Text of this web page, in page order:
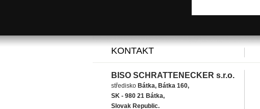
KONTAKT
BISO SCHRATTENECKER s.r.o.
středisko Bátka, Bátka 160,
SK - 980 21 Bátka,
Slovak Republic.